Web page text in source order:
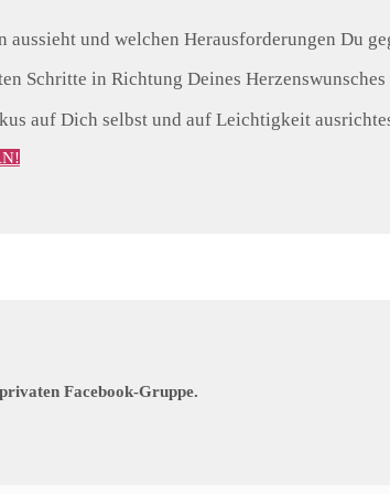
und welchen Herausforderungen Du
Schritte in Richtung Deines Herzenswunsches
auf Dich selbst und auf Leichtigkeit
Facebook-Gruppe.